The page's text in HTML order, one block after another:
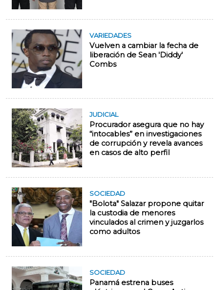
VARIEDADES
Vuelven a cambiar la fecha de
liberación de Sean 'Diddy'
Combs
JUDICIAL
Procurador asegura que no hay
“intocables” en investigaciones
de corrupción y revela avances
en casos de alto perfil
SOCIEDAD
"Bolota" Salazar propone quitar
la custodia de menores
vinculados al crimen y juzgarlos
como adultos
SOCIEDAD
Panamá estrena buses